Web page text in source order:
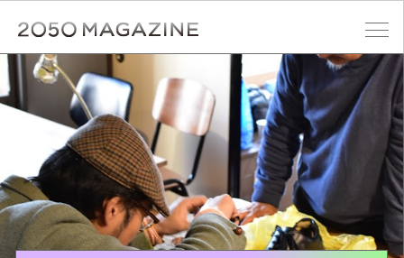
content
検索する